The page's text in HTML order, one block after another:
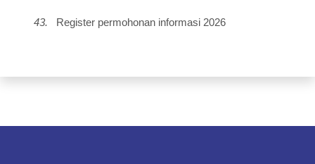
43. Register permohonan informasi 2026